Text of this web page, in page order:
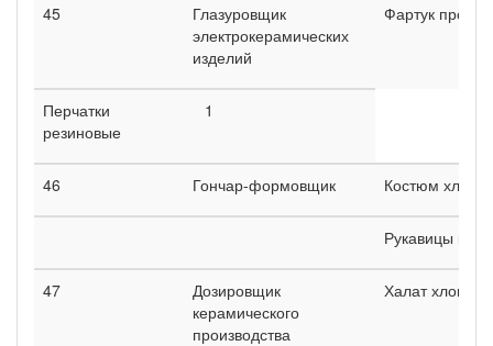
45
Глазуровщик
электрокерамических
изделий
Фартук
Перчатки
резиновые
1
46 Гончар-формовщик Костюм
Рукавицы
47
Дозировщик
керамического
производства
Халат